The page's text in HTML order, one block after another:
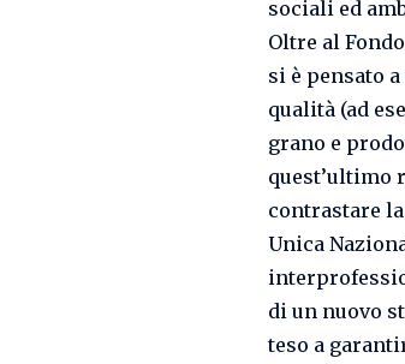
sociali ed
Oltre al
si è pensato a
qualità (ad
grano e
quest’ultimo
contrastare
Unica
di un nuovo
teso a